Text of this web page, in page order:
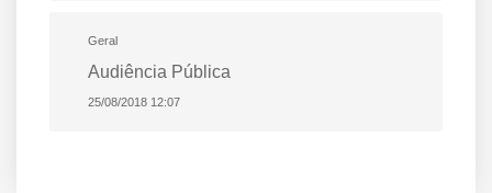
Geral
Audiência Pública
25/08/2018 12:07